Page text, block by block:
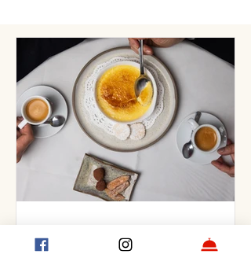
Crème brûlée clásica: cómo hacer el
postre francés paso a paso